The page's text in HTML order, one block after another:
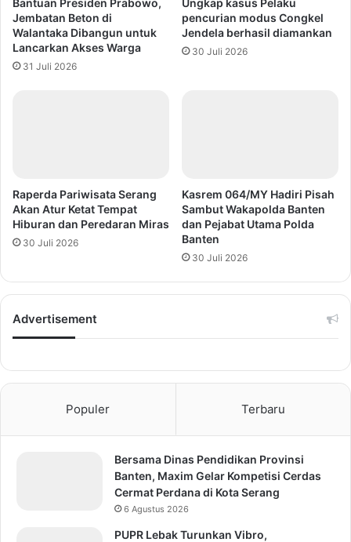
Bantuan Presiden Prabowo,
Jembatan Beton di
Walantaka Dibangun untuk
Lancarkan Akses Warga
31 Juli 2026
Ungkap kasus Pelaku
pencurian modus Congkel
Jendela berhasil diamankan
30 Juli 2026
Raperda Pariwisata Serang
Akan Atur Ketat Tempat
Hiburan dan Peredaran Miras
30 Juli 2026
Kasrem 064/MY Hadiri Pisah
Sambut Wakapolda Banten
dan Pejabat Utama Polda
Banten
30 Juli 2026
Advertisement
Populer Terbaru
Bersama Dinas Pendidikan Provinsi
Banten, Maxim Gelar Kompetisi Cerdas
Cermat Perdana di Kota Serang
6 Agustus 2026
PUPR Lebak Turunkan Vibro,